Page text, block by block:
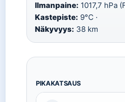
Ilmanpaine: 1017,7 hPa
Kastepiste: 9°C ·
Näkyvyys: 38 km
PIKAKATSAUS